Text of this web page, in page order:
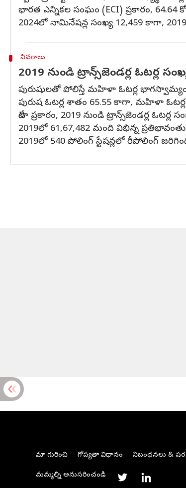
భారత ఎన్నికల సంఘం (ECI) ప్రకారం, 64.64
2024లో నామినేషన్ల సంఖ్య 12,459 కాగా,
వివరాలు
2019 నుండి ట్రాన్స్‌జెండర్ల ఓటర్ల
పురుషులతో పోలిస్తే మహిళా ఓటర్ల
పురుష ఓటర్ల శాతం 65.55 కాగా, మహిళా
డేటా ప్రకారం, 2019 నుండి ట్రాన్స్‌జెండర్ల
2019లో 61,67,482 మంది విభిన్న
2019లో 540 పోలింగ్ స్టేషన్లలో రీపోలింగ్
మా గురించి గోప్యతా విధానం నిబంధనలు &
మమ్మల్ని అనుసరించండి